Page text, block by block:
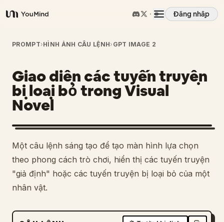
YouMind
Đăng nhập
Tổng quan
Các trường hợp sử dụng
Kỹ năng
Lời nhắc
Giá cả
PROMPT›HÌNH ẢNH CÂU LỆNH› GPT IMAGE 2
Giao diện các tuyến truyện
bị loại bỏ trong Visual
Novel
Một câu lệnh sáng tạo để tạo màn hình lựa chọn
theo phong cách trò chơi, hiển thị các tuyến truyện
"giả định" hoặc các tuyến truyện bị loại bỏ của một
nhân vật.